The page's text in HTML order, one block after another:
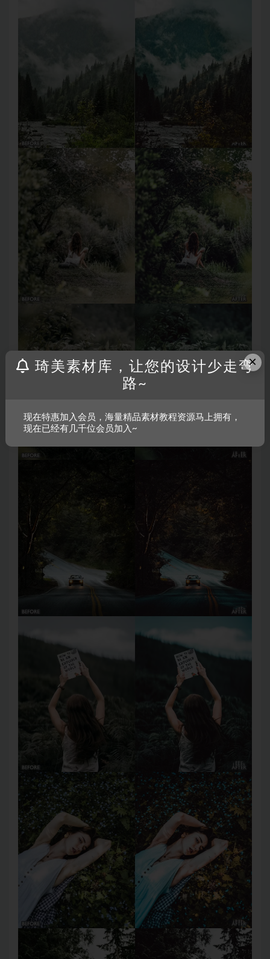
×
琦美素材库，让您的设计少走弯
路~
现在特惠加入会员，海量精品素材教程资源马上拥有，
现在已经有几千位会员加入~